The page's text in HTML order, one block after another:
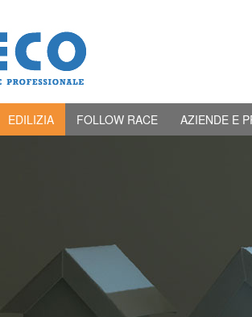
EDILIZIA FOLLOW RACE AZIENDE E